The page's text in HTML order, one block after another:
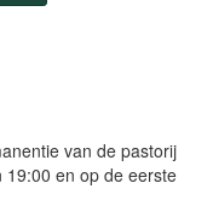
van de pastorij
19:00 en op de eerste